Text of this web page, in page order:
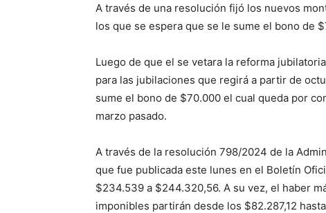
A través de una resolución fijó los nuevos
los que se espera que se le sume el bono de
Luego de que el se vetara la reforma
para las jubilaciones que regirá a partir de
sume el bono de $70.000 el cual queda por
marzo pasado.
A través de la resolución 798/2024 de la
que fue publicada este lunes en el Boletín
$234.539 a $244.320,56. A su vez, el haber
imponibles partirán desde los $82.287,12